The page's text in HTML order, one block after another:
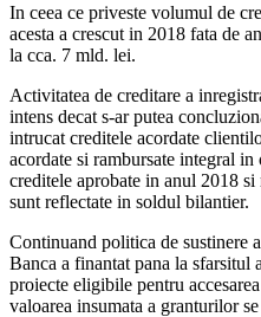
In ceea ce priveste volumul de
acesta a crescut in 2018 fata de
la cca. 7 mld. lei.
Activitatea de creditare a
intens decat s-ar putea
intrucat creditele acordate
acordate si rambursate integral
creditele aprobate in anul 2018
sunt reflectate in soldul bilantier.
Continuand politica de sustinere
Banca a finantat pana la
proiecte eligibile pentru
valoarea insumata a granturilor